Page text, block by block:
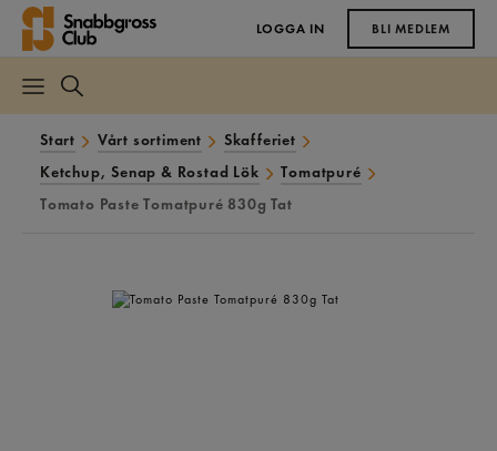
LOGGA IN BLI MEDLEM
Start Vårt sortiment
Skafferiet
Ketchup, Senap & Rostad Lök
Tomatpuré
Tomato Paste Tomatpuré 830g Tat